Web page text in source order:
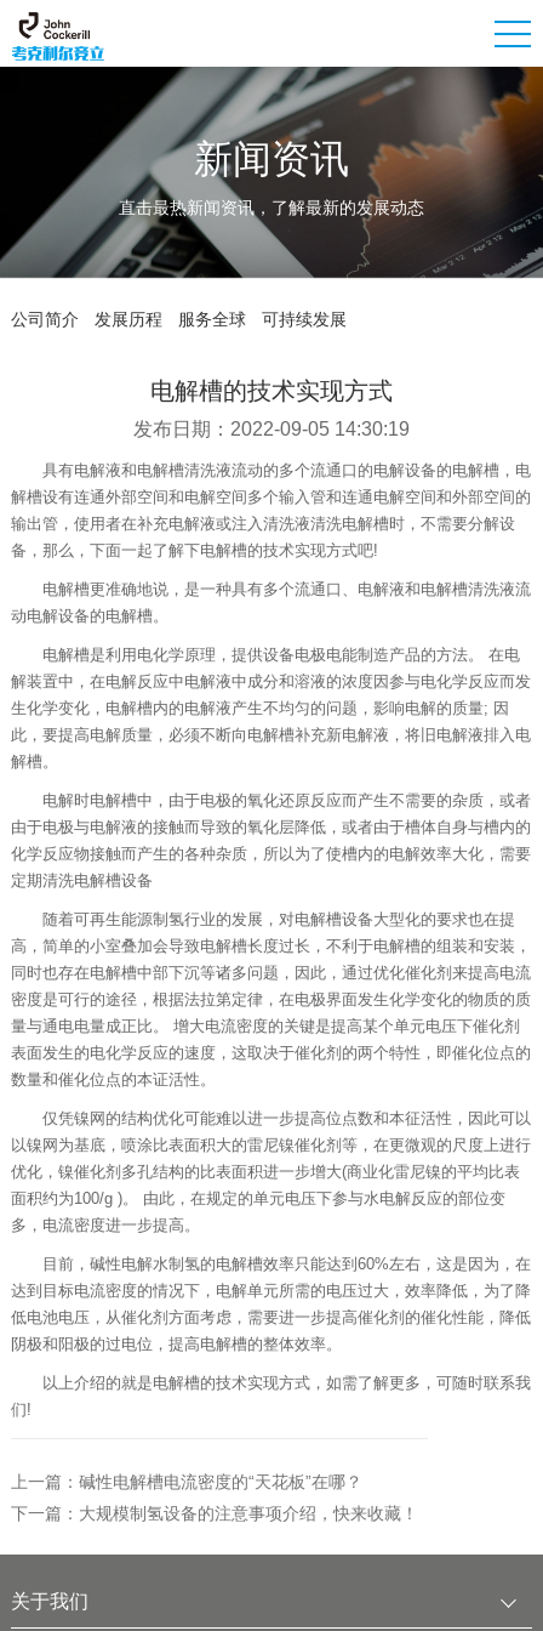
新闻资讯
直击最热新闻资讯，了解最新的发展动态
公司简介 发展历程 服务全球 可持续发展
电解槽的技术实现方式
发布日期：2022-09-05 14:30:19
具有电解液和电解槽清洗液流动的多个流通口的电解设备的电解槽，电
解槽设有连通外部空间和电解空间多个输入管和连通电解空间和外部空间的
输出管，使用者在补充电解液或注入清洗液清洗电解槽时，不需要分解设
备，那么，下面一起了解下电解槽的技术实现方式吧!
电解槽更准确地说，是一种具有多个流通口、电解液和电解槽清洗液流
动电解设备的电解槽。
电解槽是利用电化学原理，提供设备电极电能制造产品的方法。 在电
解装置中，在电解反应中电解液中成分和溶液的浓度因参与电化学反应而发
生化学变化，电解槽内的电解液产生不均匀的问题，影响电解的质量; 因
此，要提高电解质量，必须不断向电解槽补充新电解液，将旧电解液排入电
解槽。
电解时电解槽中，由于电极的氧化还原反应而产生不需要的杂质，或者
由于电极与电解液的接触而导致的氧化层降低，或者由于槽体自身与槽内的
化学反应物接触而产生的各种杂质，所以为了使槽内的电解效率大化，需要
定期清洗电解槽设备
随着可再生能源制氢行业的发展，对电解槽设备大型化的要求也在提
高，简单的小室叠加会导致电解槽长度过长，不利于电解槽的组装和安装，
同时也存在电解槽中部下沉等诸多问题，因此，通过优化催化剂来提高电流
密度是可行的途径，根据法拉第定律，在电极界面发生化学变化的物质的质
量与通电电量成正比。 增大电流密度的关键是提高某个单元电压下催化剂
表面发生的电化学反应的速度，这取决于催化剂的两个特性，即催化位点的
数量和催化位点的本证活性。
仅凭镍网的结构优化可能难以进一步提高位点数和本征活性，因此可以
以镍网为基底，喷涂比表面积大的雷尼镍催化剂等，在更微观的尺度上进行
优化，镍催化剂多孔结构的比表面积进一步增大(商业化雷尼镍的平均比表
面积约为100/g )。 由此，在规定的单元电压下参与水电解反应的部位变
多，电流密度进一步提高。
目前，碱性电解水制氢的电解槽效率只能达到60%左右，这是因为，在
达到目标电流密度的情况下，电解单元所需的电压过大，效率降低，为了降
低电池电压，从催化剂方面考虑，需要进一步提高催化剂的催化性能，降低
阴极和阳极的过电位，提高电解槽的整体效率。
以上介绍的就是电解槽的技术实现方式，如需了解更多，可随时联系我
们!
上一篇：碱性电解槽电流密度的“天花板”在哪？
下一篇：大规模制氢设备的注意事项介绍，快来收藏！
关于我们